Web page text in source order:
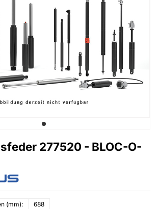
277520 - BLOC-O-
(mm):
688